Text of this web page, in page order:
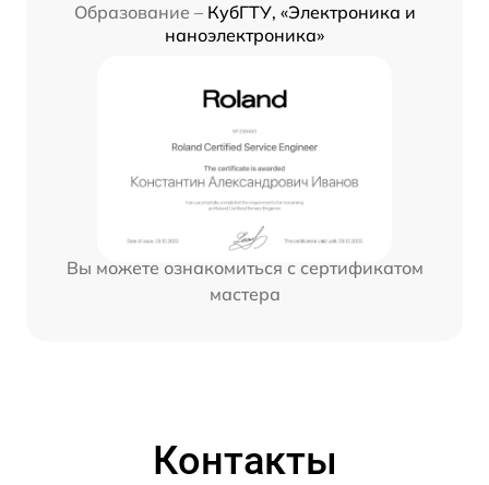
Образование – КубГТУ, «Электроника и
наноэлектроника»
Вы можете ознакомиться с сертификатом
мастера
Контакты